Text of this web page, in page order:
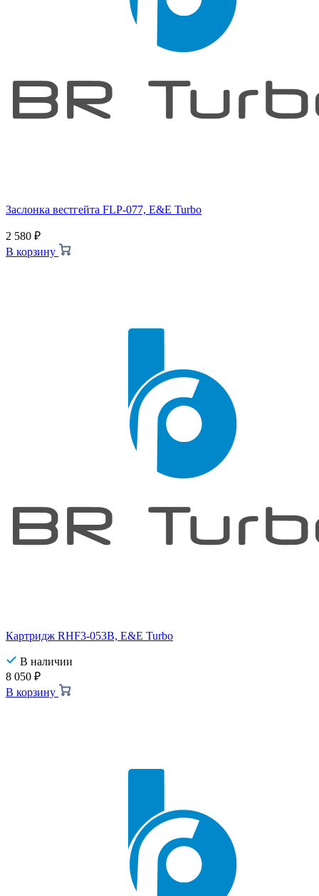
Заслонка вестгейта FLP-077, E&E Turbo
2 580 ₽
В корзину
Картридж RHF3-053B, E&E Turbo
В наличии
8 050 ₽
В корзину